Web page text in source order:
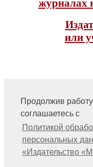
Продолжив
соглашаетесь с
Политикой
персональных
«Издательство
журналах
или
На главную
Контакты,
Политика
© ООО «Издательство
science», LLC Материалы,
о защите авторских прав.